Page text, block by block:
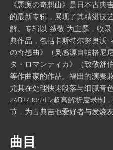
《悪魔の奇想曲》是日本古典
的最新专辑，展现了其精湛技
解。专辑以“致敬”为主题，收
典作品，包括卡斯特尔努奥沃
の奇想曲》（灵感源自帕格尼
タ・ロマンティカ》（致敬舒
等作曲家的作品。福田的演奏
尤其在处理快速段落与细腻音
24Bit/384kHz超高解析度录制
节，为古典吉他爱好者与发烧
曲目